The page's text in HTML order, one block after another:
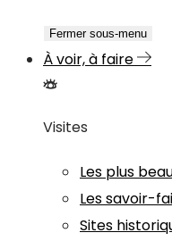
Fermer sous-menu
À voir, à faire
Visites
Les plus
Les savoir-
Sites